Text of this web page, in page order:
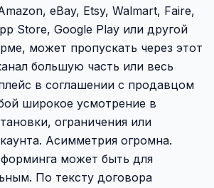
eBay, Etsy, Walmart, Faire,
Store, Google Play или другой
может пропускать через этот
большую часть или весь
в соглашении с продавцом
широкое усмотрение в
ограничения или
Асимметрия огромна.
может быть для
По тексту договора